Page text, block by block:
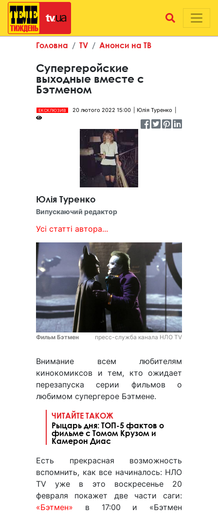
Головна TV Анонси на ТВ
Супергеройские
выходные вместе с
Бэтменом
ЕКСКЛЮЗИВ 20 лютого 2022 15:00 Юлія Туренко
Юлія Туренко
Випускаючий редактор
Усі статті автора...
Фильм Бэтмен пресс-служба канала НЛО TV
Внимание всем любителям
кинокомиксов и тем, кто ожидает
перезапуска серии фильмов о
любимом супергерое Бэтмене.
ЧИТАЙТЕ ТАКОЖ
Рыцарь дня: ТОП-5 фактов о
фильме с Томом Крузом и
Камерон Диас
Есть прекрасная возможность
вспомнить, как все начиналось: НЛО
TV уже в это воскресенье 20
февраля покажет две части саги:
«Бэтмен» в 17:00 и «Бэтмен